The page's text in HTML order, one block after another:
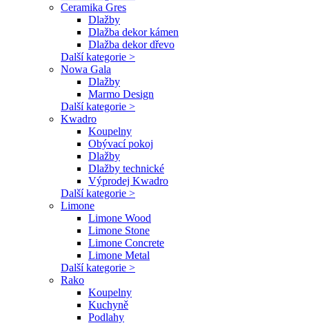
Ceramika Gres
Dlažby
Dlažba dekor kámen
Dlažba dekor dřevo
Další kategorie >
Nowa Gala
Dlažby
Marmo Design
Další kategorie >
Kwadro
Koupelny
Obývací pokoj
Dlažby
Dlažby technické
Výprodej Kwadro
Další kategorie >
Limone
Limone Wood
Limone Stone
Limone Concrete
Limone Metal
Další kategorie >
Rako
Koupelny
Kuchyně
Podlahy